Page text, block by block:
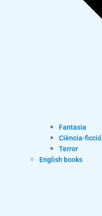
Fantasia
Ciència-ficció
Terror
English books